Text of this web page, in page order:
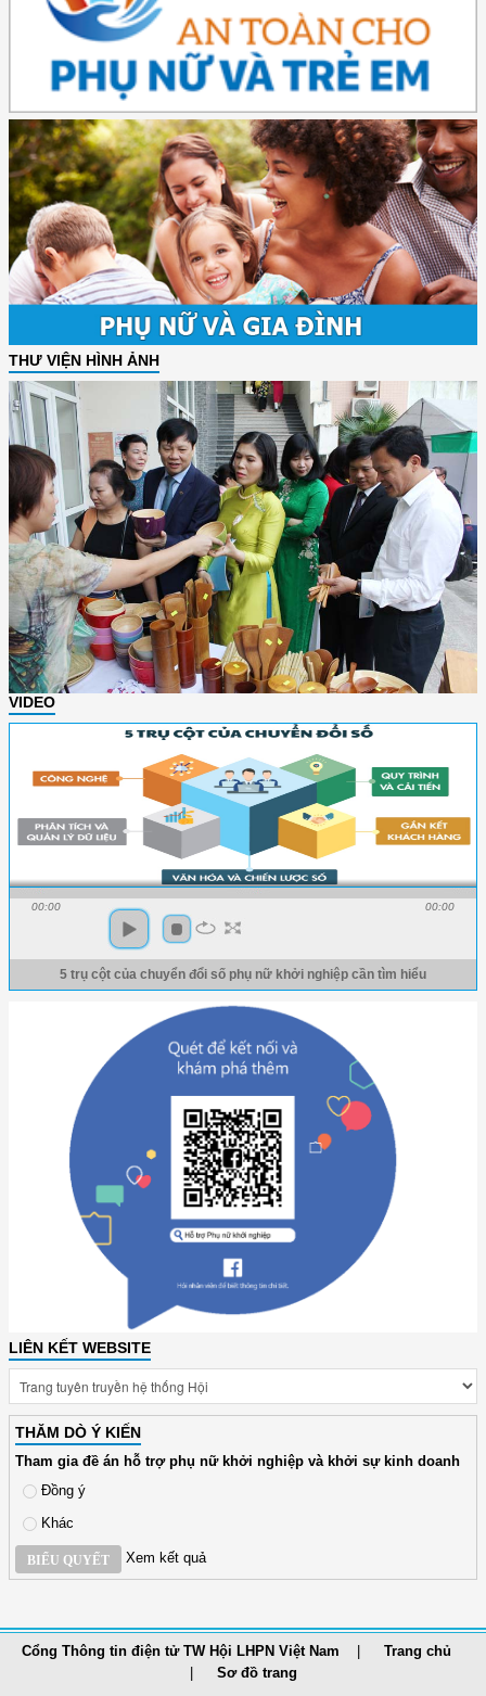
THƯ VIỆN HÌNH ẢNH
VIDEO
00:00 00:00
5 trụ cột của chuyển đổi số phụ nữ khởi nghiệp cần tìm hiểu
LIÊN KẾT WEBSITE
THĂM DÒ Ý KIẾN
Tham gia đề án hỗ trợ phụ nữ khởi nghiệp và khởi sự kinh doanh
Đồng ý
Khác
BIỂU QUYẾT Xem kết quả
Cổng Thông tin điện tử TW Hội LHPN Việt Nam
Trang chủ
Sơ đồ trang